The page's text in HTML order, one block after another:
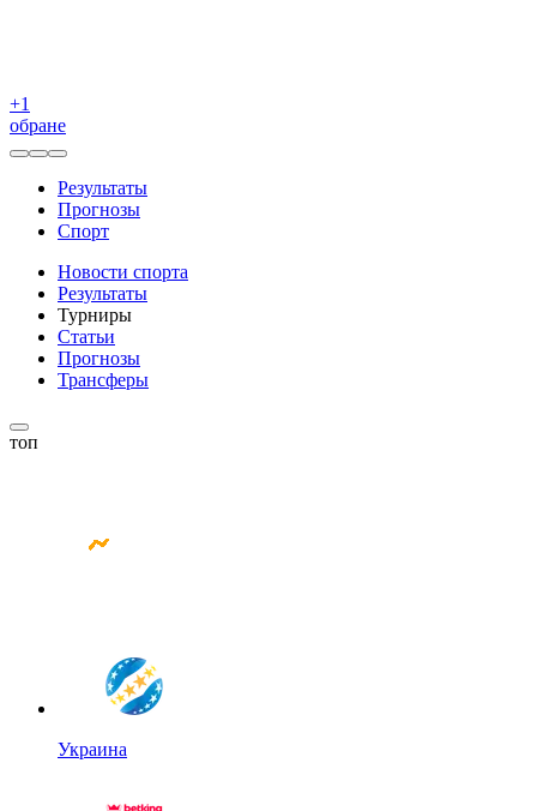
+1
обране
Результаты
Прогнозы
Спорт
Новости спорта
Результаты
Турниры
Статьи
Прогнозы
Трансферы
топ
Украина